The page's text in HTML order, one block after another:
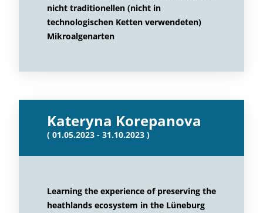
nicht traditionellen (nicht in
technologischen Ketten verwendeten)
Mikroalgenarten
Kateryna Korepanova
( 01.05.2023 - 31.10.2023 )
Learning the experience of preserving the
heathlands ecosystem in the Lüneburg